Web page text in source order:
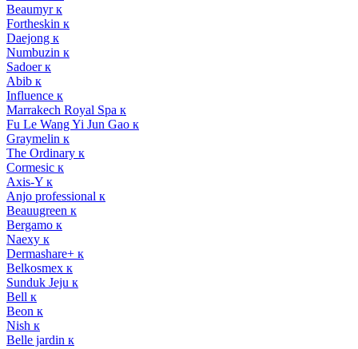
Beaumyr к
Fortheskin к
Daejong к
Numbuzin к
Sadoer к
Abib к
Influence к
Marrakech Royal Spa к
Fu Le Wang Yi Jun Gao к
Graymelin к
The Ordinary к
Cormesic к
Axis-Y к
Anjo professional к
Beauugreen к
Bergamo к
Naexy к
Dermashare+ к
Belkosmex к
Sunduk Jeju к
Bell к
Beon к
Nish к
Belle jardin к